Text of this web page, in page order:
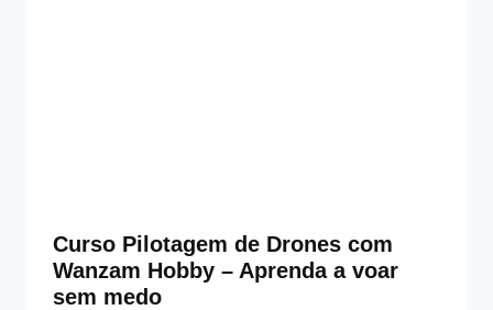
Curso Pilotagem de Drones com
Wanzam Hobby – Aprenda a voar
sem medo